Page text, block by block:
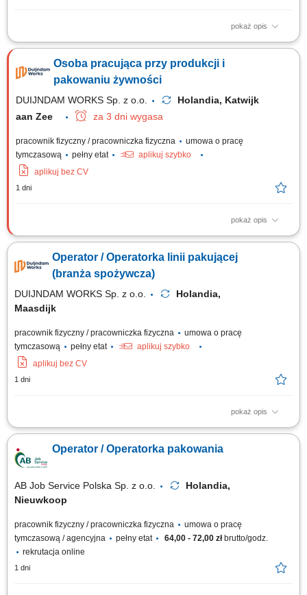
pokaż opis
Nasz klient to nowoczesny zakład zajmujący się produkcją mokrej karmy
zautomatyzowane linie produkcyjne, dzięki czemu proces produkcji jest
wydajny, precyzyjny i spełnia wysokie standardy jakości. Gotowe produkty
Osoba pracująca przy produkcji i
pakowaniu żywności
DUIJNDAM WORKS Sp. z o.o.
Holandia, Katwijk
aan Zee
za 3 dni wygasa
pracownik fizyczny / pracowniczka fizyczna
umowa o pracę
tymczasową
pełny etat
aplikuj szybko
aplikuj bez CV
1 dni
pokaż opis
Zadania Pakowanie oraz przygotowywanie artykułów spożywczych
procesu; Obsługa maszyn i urządzeń produkcyjnych; Dbanie o czystość
wokół swojego stanowiska pracy;
Operator / Operatorka linii pakującej
(branża spożywcza)
DUIJNDAM WORKS Sp. z o.o.
Holandia,
Maasdijk
pracownik fizyczny / pracowniczka fizyczna
umowa o pracę
tymczasową
pełny etat
aplikuj szybko
aplikuj bez CV
1 dni
pokaż opis
Opis stanowiska Będziesz odpowiedzialny za kompleksowe
pakujących typu Flowpack oraz systemów Netting. Do Twoich
codziennych zadań należeć będzie sprawna wymiana materiałów
Operator / Operatorka pakowania
AB Job Service Polska Sp. z o.o.
Holandia,
Nieuwkoop
pracownik fizyczny / pracowniczka fizyczna
umowa o pracę
tymczasową / agencyjna
pełny etat 64,00 - 72,00 złbrutto/godz.
rekrutacja online
1 dni